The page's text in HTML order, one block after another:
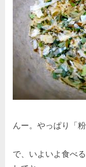
んー。やっぱり「
で、いよいよ食べ